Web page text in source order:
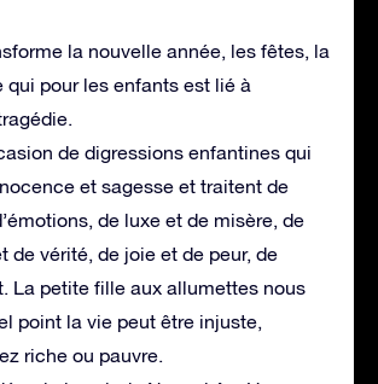
la nouvelle année, les fêtes, la
qui pour les enfants est lié à
de digressions enfantines qui
et sagesse et traitent de
de luxe et de misère, de
de vérité, de joie et de peur, de
La petite fille aux allumettes nous
point la vie peut être injuste,
riche ou pauvre.